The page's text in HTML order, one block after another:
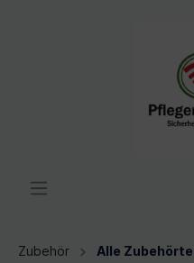
Zubehör Alle